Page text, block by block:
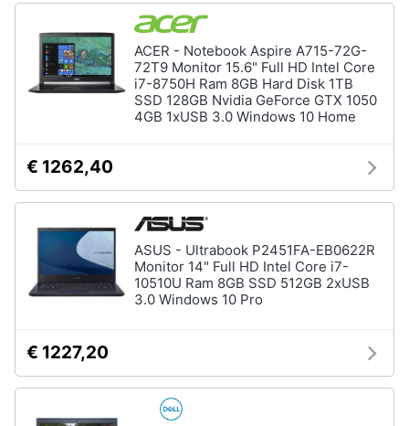
ACER - Notebook Aspire A715-72G-
72T9 Monitor 15.6" Full HD Intel Core
i7-8750H Ram 8GB Hard Disk 1TB
SSD 128GB Nvidia GeForce GTX 1050
4GB 1xUSB 3.0 Windows 10 Home
€ 1262,40
ASUS - Ultrabook P2451FA-EB0622R
Monitor 14" Full HD Intel Core i7-
10510U Ram 8GB SSD 512GB 2xUSB
3.0 Windows 10 Pro
€ 1227,20